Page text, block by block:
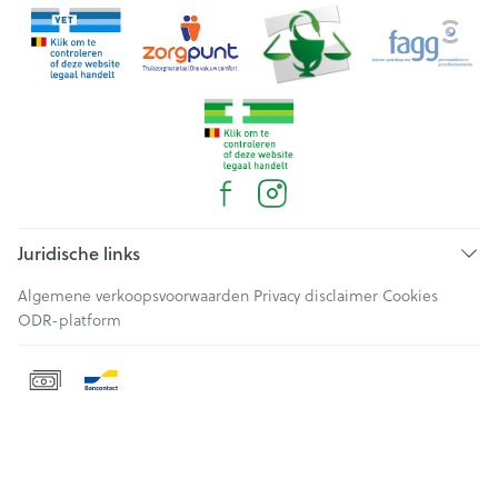
Juridische links
Algemene verkoopsvoorwaarden Privacy disclaimer Cookies
ODR-platform